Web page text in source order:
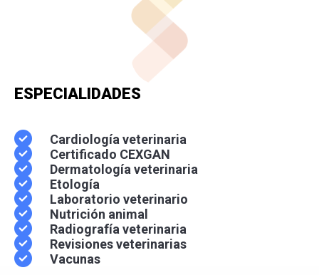
ESPECIALIDADES
Cardiología veterinaria
Certificado CEXGAN
Dermatología veterinaria
Etología
Laboratorio veterinario
Nutrición animal
Radiografía veterinaria
Revisiones veterinarias
Vacunas